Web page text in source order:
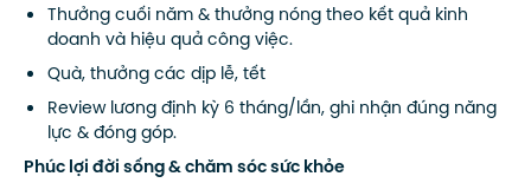
Thưởng cuối năm & thưởng nóng theo kết quả kinh
doanh và hiệu quả công việc.
Quà, thưởng các dịp lễ, tết
Review lương định kỳ 6 tháng/lần, ghi nhận đúng năng
lực & đóng góp.
Phúc lợi đời sống & chăm sóc sức khỏe